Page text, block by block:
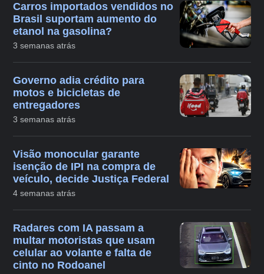
Carros importados vendidos no
Brasil suportam aumento do
etanol na gasolina?
3 semanas atrás
Governo adia crédito para
motos e bicicletas de
entregadores
3 semanas atrás
Visão monocular garante
isenção de IPI na compra de
veículo, decide Justiça Federal
4 semanas atrás
Radares com IA passam a
multar motoristas que usam
celular ao volante e falta de
cinto no Rodoanel